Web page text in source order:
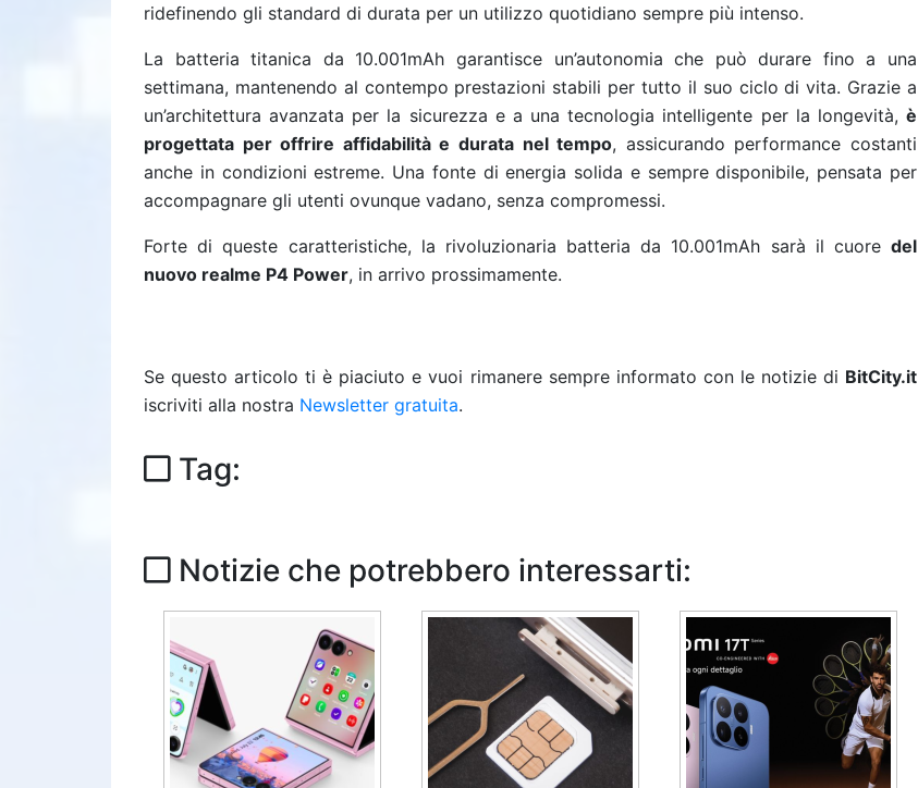
ridefinendo gli standard di durata per un utilizzo quotidiano sempre più intenso.
La batteria titanica da 10.001mAh garantisce un’autonomia che può durare fino a una
settimana, mantenendo al contempo prestazioni stabili per tutto il suo ciclo di vita. Grazie a
un’architettura avanzata per la sicurezza e a una tecnologia intelligente per la longevità, è
progettata per offrire affidabilità e durata nel tempo, assicurando performance costanti
anche in condizioni estreme. Una fonte di energia solida e sempre disponibile, pensata per
accompagnare gli utenti ovunque vadano, senza compromessi.
Forte di queste caratteristiche, la rivoluzionaria batteria da 10.001mAh sarà il cuore del
nuovo realme P4 Power, in arrivo prossimamente.
Se questo articolo ti è piaciuto e vuoi rimanere sempre informato con le notizie di BitCity.it
iscriviti alla nostra Newsletter gratuita.
Tag:
Notizie che potrebbero interessarti: